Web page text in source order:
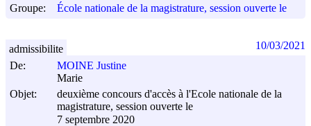
Groupe:
École nationale de la magistrature, session ouverte le
De:
MOINE Justine
Marie
Objet:
deuxième concours d'accès à l'Ecole nationale de la
magistrature, session ouverte le
7 septembre 2020
admissibilite 10/03/2021